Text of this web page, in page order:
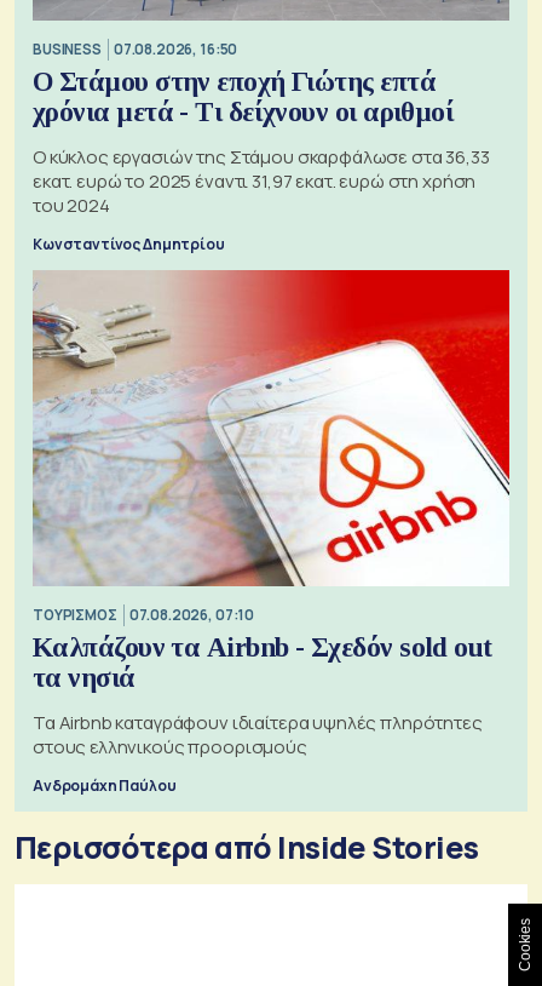
BUSINESS 07.08.2026, 16:50
Ο Στάμου στην εποχή Γιώτης επτά
χρόνια μετά - Τι δείχνουν οι αριθμοί
Ο κύκλος εργασιών της Στάμου σκαρφάλωσε στα 36,33
εκατ. ευρώ το 2025 έναντι 31,97 εκατ. ευρώ στη χρήση
του 2024
Κωνσταντίνος Δημητρίου
ΤΟΥΡΙΣΜΟΣ 07.08.2026, 07:10
Καλπάζουν τα Airbnb - Σχεδόν sold out
τα νησιά
Τα Airbnb καταγράφουν ιδιαίτερα υψηλές πληρότητες
στους ελληνικούς προορισμούς
Ανδρομάχη Παύλου
Περισσότερα από Inside Stories
Cookies